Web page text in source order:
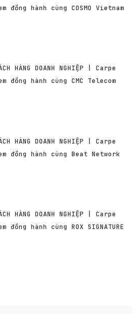
đồng hành cùng COSMO Vietnam
HÀNG DOANH NGHIỆP | Carpe
đồng hành cùng CMC Telecom
HÀNG DOANH NGHIỆP | Carpe
đồng hành cùng Beat Network
HÀNG DOANH NGHIỆP | Carpe
đồng hành cùng ROX SIGNATURE